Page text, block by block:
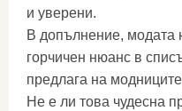
и уверени.
В допълнение, модата
горчичен нюанс в
предлага на
Не е ли това чудесна